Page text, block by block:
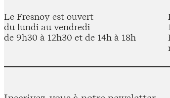
Le Fresnoy est ouvert
du lundi au vendredi
de 9h30 à 12h30 et de 14h à 18h